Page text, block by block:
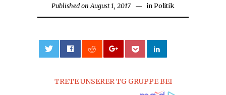
Published on August 1, 2017 Augustin Politik
TRETE UNSERER TG GRUPPE BEI